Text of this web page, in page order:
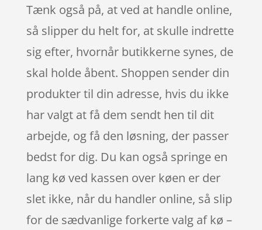
Tænk også på, at ved at handle online,
så slipper du helt for, at skulle indrette
sig efter, hvornår butikkerne synes, de
skal holde åbent. Shoppen sender din
produkter til din adresse, hvis du ikke
har valgt at få dem sendt hen til dit
arbejde, og få den løsning, der passer
bedst for dig. Du kan også springe en
lang kø ved kassen over køen er der
slet ikke, når du handler online, så slip
for de sædvanlige forkerte valg af kø –